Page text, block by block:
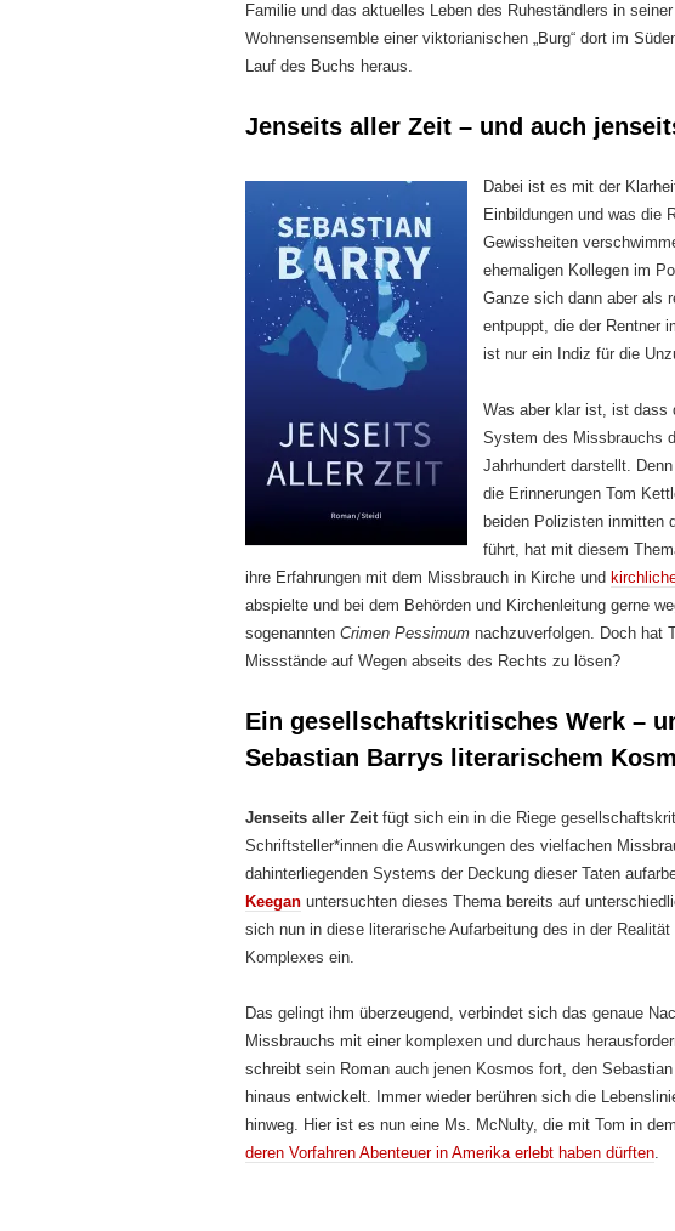
Familie und das aktuelles Leben des Ruheständlers in
Wohnensensemble einer viktorianischen „Burg“ dort im
Lauf des Buchs heraus.
Jenseits aller Zeit – und auch
Dabei ist es mit der
Einbildungen und was die
Gewissheiten
ehemaligen Kollegen im
Ganze sich dann aber als
entpuppt, die der Rentner
ist nur ein Indiz für die
Was aber klar ist, ist dass
System des Missbrauchs
Jahrhundert darstellt.
die Erinnerungen Tom
beiden Polizisten inmitten
führt, hat mit diesem
ihre Erfahrungen mit dem Missbrauch in Kirche und
abspielte und bei dem Behörden und Kirchenleitung gerne
sogenannten Crimen Pessimum nachzuverfolgen. Doch hat
Missstände auf Wegen abseits des Rechts zu lösen?
Ein gesellschaftskritisches Werk –
Sebastian Barrys literarischem
Jenseits aller Zeitfügt sich ein in die Riege
Schriftsteller*innen die Auswirkungen des vielfachen
dahinterliegenden Systems der Deckung dieser Taten
Keegan untersuchten dieses Thema bereits auf
sich nun in diese literarische Aufarbeitung des in der
Komplexes ein.
Das gelingt ihm überzeugend, verbindet sich das genaue
Missbrauchs mit einer komplexen und durchaus
schreibt sein Roman auch jenen Kosmos fort, den
hinaus entwickelt. Immer wieder berühren sich die
hinweg. Hier ist es nun eine Ms. McNulty, die mit Tom in
deren Vorfahren Abenteuer in Amerika erlebt haben dürften.